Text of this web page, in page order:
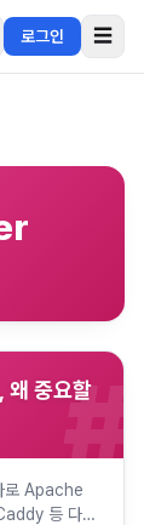
로그인 ☰
중요할#
로 Apache
등 다양